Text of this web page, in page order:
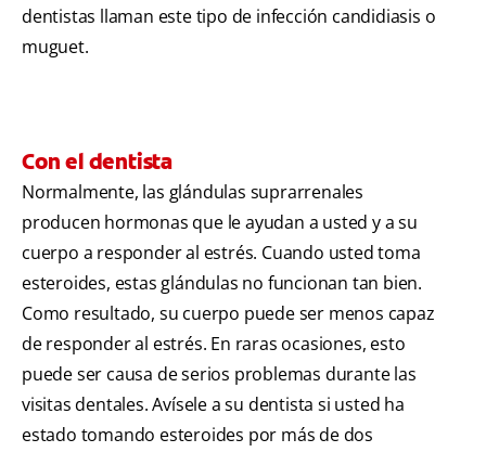
dentistas llaman este tipo de infección candidiasis o
muguet.
Con el dentista
Normalmente, las glándulas suprarrenales
producen hormonas que le ayudan a usted y a su
cuerpo a responder al estrés. Cuando usted toma
esteroides, estas glándulas no funcionan tan bien.
Como resultado, su cuerpo puede ser menos capaz
de responder al estrés. En raras ocasiones, esto
puede ser causa de serios problemas durante las
visitas dentales. Avísele a su dentista si usted ha
estado tomando esteroides por más de dos